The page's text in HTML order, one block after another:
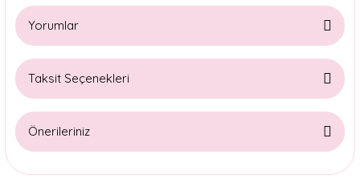
Yorumlar
Taksit Seçenekleri
Önerileriniz
Bu ürünün fiyat bilgisi, resim, ürün açıklamalarında ve diğer